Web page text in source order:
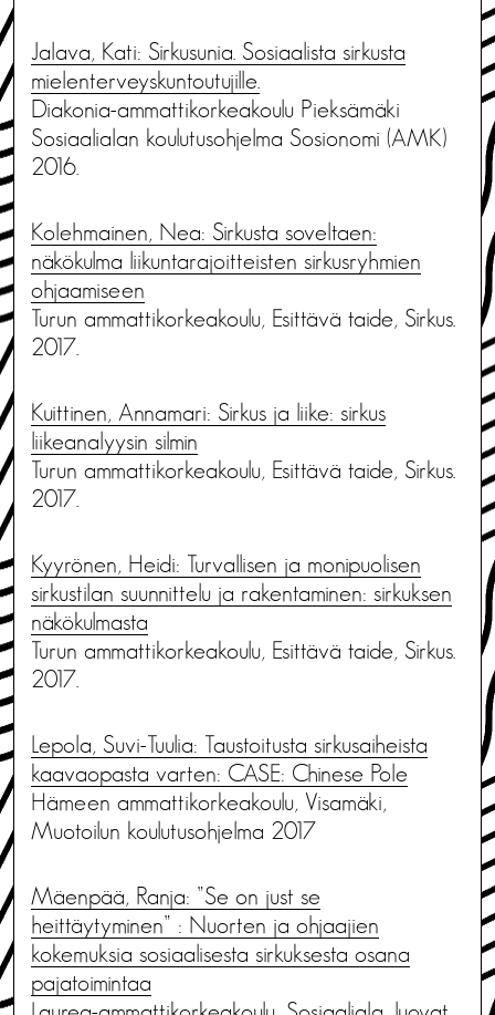
Jalava, Kati: Sirkusunia. Sosiaalista sirkusta
mielenterveyskuntoutujille.
Diakonia-ammattikorkeakoulu Pieksämäki
Sosiaalialan koulutusohjelma Sosionomi (AMK)
2016.
Kolehmainen, Nea: Sirkusta soveltaen:
näkökulma liikuntarajoitteisten sirkusryhmien
ohjaamiseen
Turun ammattikorkeakoulu, Esittävä taide, Sirkus.
2017.
Kuittinen, Annamari: Sirkus ja liike: sirkus
liikeanalyysin silmin
Turun ammattikorkeakoulu, Esittävä taide, Sirkus.
2017.
Kyyrönen, Heidi: Turvallisen ja monipuolisen
sirkustilan suunnittelu ja rakentaminen: sirkuksen
näkökulmasta
Turun ammattikorkeakoulu, Esittävä taide, Sirkus.
2017.
Lepola, Suvi-Tuulia: Taustoitusta sirkusaiheista
kaavaopasta varten: CASE: Chinese Pole
Hämeen ammattikorkeakoulu, Visamäki,
Muotoilun koulutusohjelma 2017
Mäenpää, Ranja: ”Se on just se
heittäytyminen” : Nuorten ja ohjaajien
kokemuksia sosiaalisesta sirkuksesta osana
pajatoimintaa